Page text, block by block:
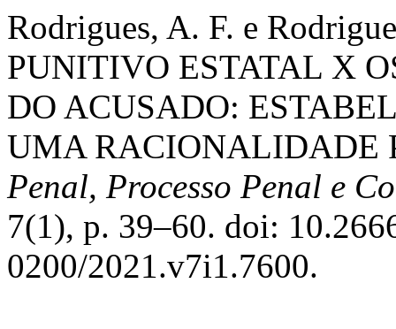
Rodrigues, A. F. e
PUNITIVO ESTATAL X
DO ACUSADO:
UMA RACIONALIDADE
Penal, Processo Penal e
7(1), p. 39–60. doi:
0200/2021.v7i1.7600.